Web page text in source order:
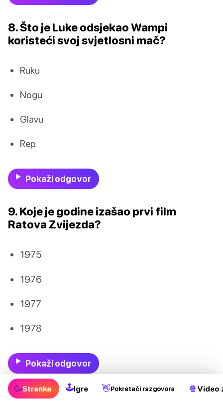
8. Što je Luke odsjekao Wampi
koristeći svoj svjetlosni mač?
Ruku
Nogu
Glavu
Rep
Pokaži odgovor
9. Koje je godine izašao prvi film
Ratova Zvijezda?
1975
1976
1977
1978
Pokaži odgovor
10. Tko je ubio Jabba the Hutta?
🥳Stranka 🕹Igre 👋Pokretači razgovora 🍿 Video